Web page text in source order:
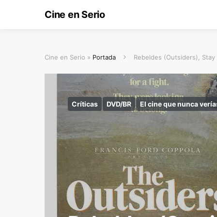
Cine en Serio
Cine en Serio » Portada Rebeldes (Outsiders), Stay
Críticas DVD/BR El cine que nunca